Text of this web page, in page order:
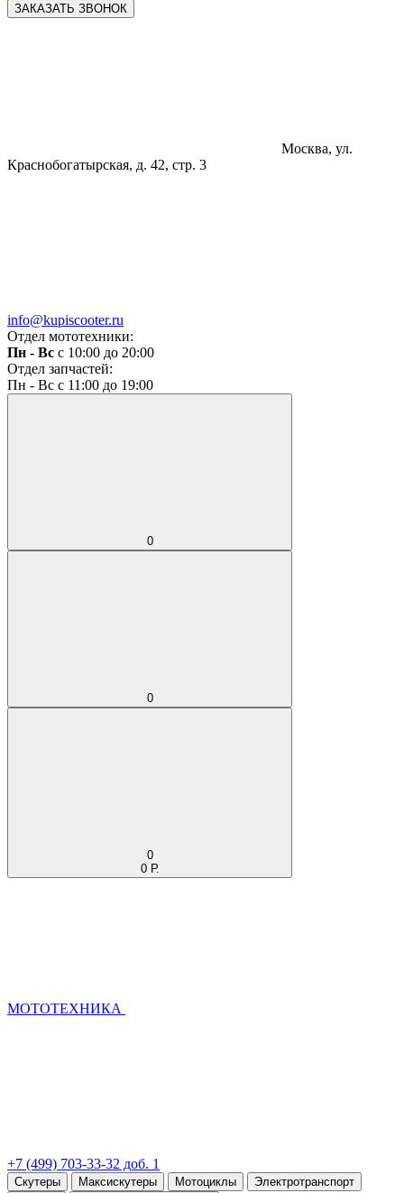
ЗАКАЗАТЬ ЗВОНОК
Москва, ул.
Краснобогатырская, д. 42, стр. 3
info@kupiscooter.ru
Отдел мототехники:
Пн - Вс с 10:00 до 20:00
Отдел запчастей:
Пн - Вс с 11:00 до 19:00
0
0
0
0 Р.
МОТОТЕХНИКА
+7 (499) 703-33-32 доб. 1
Скутеры Максискутеры Мотоциклы
Электротранспорт